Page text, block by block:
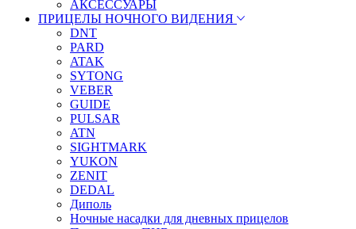
АКСЕССУАРЫ
ПРИЦЕЛЫ НОЧНОГО ВИДЕНИЯ
DNT
PARD
ATAK
SYTONG
VEBER
GUIDE
PULSAR
ATN
SIGHTMARK
YUKON
ZENIT
DEDAL
Диполь
Ночные насадки для дневных прицелов